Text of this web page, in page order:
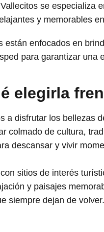
se especializa
y memorables
están enfocados en
para garantizar una
elegirla
a disfrutar los bellezas
colmado de cultura,
descansar y vivir
sitios de interés
y paisajes
siempre dejan de volver.